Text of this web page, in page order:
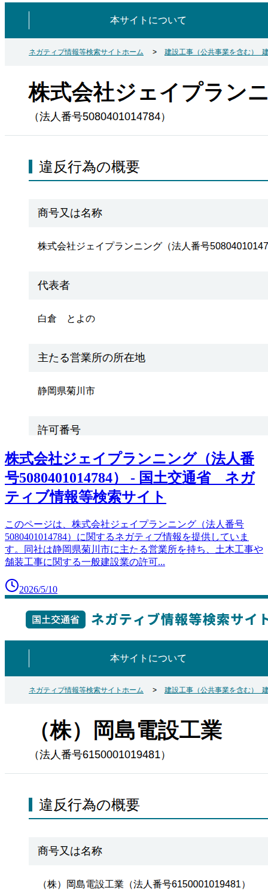
株式会社ジェイプランニング（法人番
号5080401014784） - 国土交通省 ネガ
ティブ情報等検索サイト
このページは、株式会社ジェイプランニング（法人番号
5080401014784）に関するネガティブ情報を提供していま
す。同社は静岡県菊川市に主たる営業所を持ち、土木工事や
舗装工事に関する一般建設業の許可...
2026/5/10